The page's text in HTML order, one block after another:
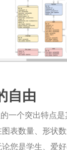
自由
一个突出特点
表数量、形状
您是学生、爱